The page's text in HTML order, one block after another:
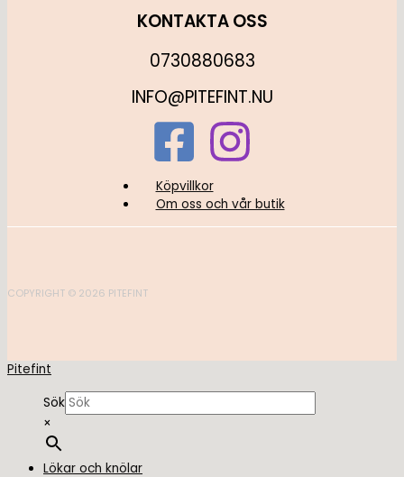
KONTAKTA OSS
0730880683
INFO@PITEFINT.NU
Köpvillkor
Om oss och vår butik
COPYRIGHT © 2026 PITEFINT
Pitefint
Sök
×
Lökar och knölar